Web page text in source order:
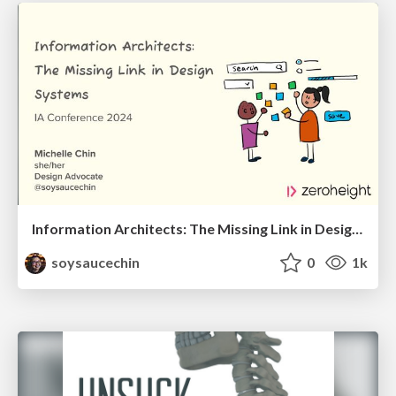
Information Architects: The Missing Link in Design Systems
soysaucechin
0 1k